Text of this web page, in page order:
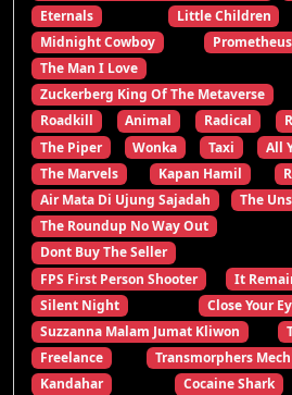
Eternals
Little Children
Midnight Cowboy
Prometheus
The Man I Love
Zuckerberg King Of The Metaverse
Roadkill
Animal Radical
The Piper
Wonka Taxi All
The Marvels
Kapan Hamil
Air Mata Di Ujung Sajadah
The
The Roundup No Way Out
Dont Buy The Seller
FPS First Person Shooter
It
Silent Night
Close Your
Suzzanna Malam Jumat Kliwon
Freelance
Transmorphers
Kandahar
Cocaine Shark